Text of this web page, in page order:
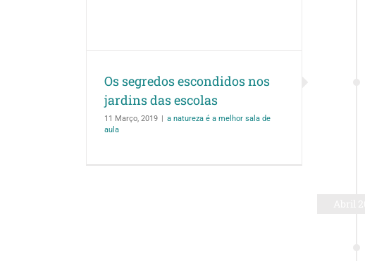
Os segredos escondidos nos
jardins das escolas
11 Março, 2019
a natureza é a melhor sala de
aula